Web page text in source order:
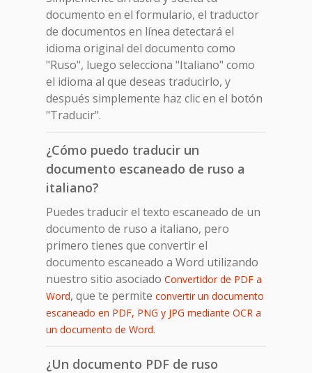
documento en el formulario, el traductor
de documentos en línea detectará el
idioma original del documento como
"Ruso", luego selecciona "Italiano" como
el idioma al que deseas traducirlo, y
después simplemente haz clic en el botón
"Traducir".
¿Cómo puedo traducir un
documento escaneado de ruso a
italiano?
Puedes traducir el texto escaneado de un
documento de ruso a italiano, pero
primero tienes que convertir el
documento escaneado a Word utilizando
nuestro sitio asociado Convertidor de PDF a
Word, que te permite convertir un documento
escaneado en PDF, PNG y JPG mediante OCR a
un documento de Word.
¿Un documento PDF de ruso